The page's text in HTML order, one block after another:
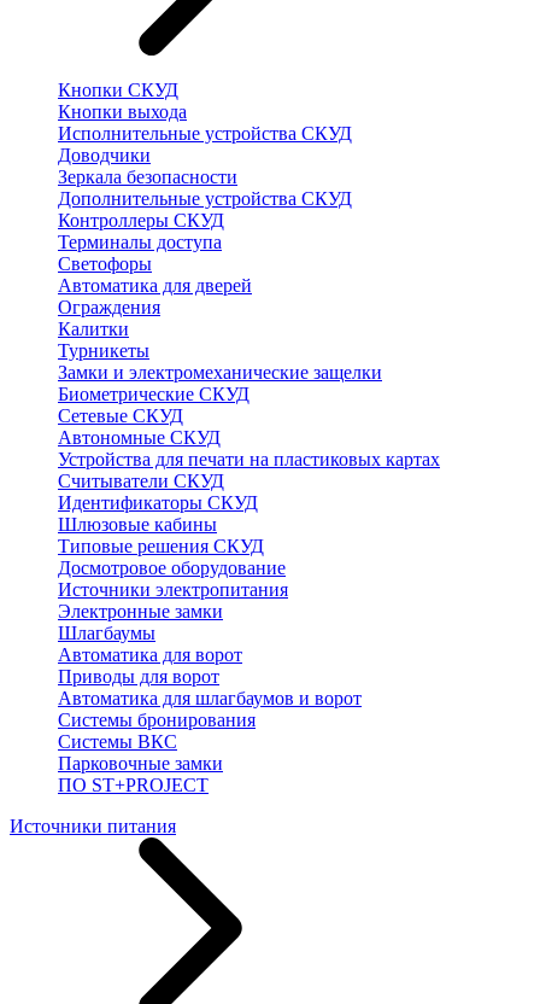
Кнопки СКУД
Кнопки выхода
Исполнительные устройства СКУД
Доводчики
Зеркала безопасности
Дополнительные устройства СКУД
Контроллеры СКУД
Терминалы доступа
Светофоры
Автоматика для дверей
Ограждения
Калитки
Турникеты
Замки и электромеханические защелки
Биометрические СКУД
Сетевые СКУД
Автономные СКУД
Устройства для печати на пластиковых картах
Считыватели СКУД
Идентификаторы СКУД
Шлюзовые кабины
Типовые решения СКУД
Досмотровое оборудование
Источники электропитания
Электронные замки
Шлагбаумы
Автоматика для ворот
Приводы для ворот
Автоматика для шлагбаумов и ворот
Системы бронирования
Системы ВКС
Парковочные замки
ПО ST+PROJECT
Источники питания